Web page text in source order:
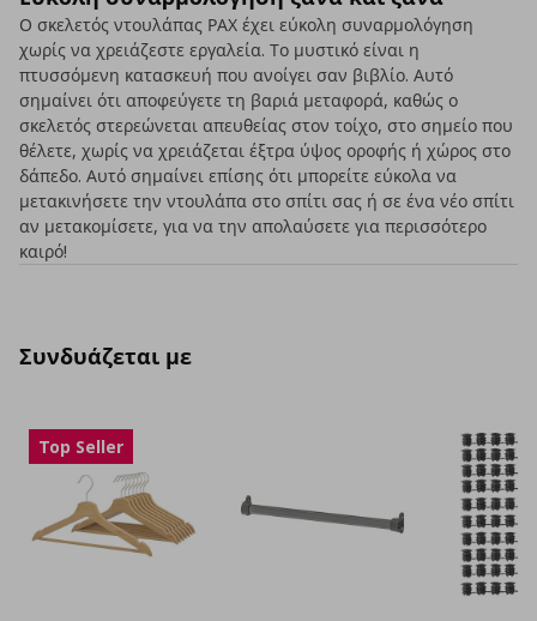
Ο σκελετός ντουλάπας ΡΑΧ έχει εύκολη συναρμολόγηση
χωρίς να χρειάζεστε εργαλεία. Το μυστικό είναι η
πτυσσόμενη κατασκευή που ανοίγει σαν βιβλίο. Αυτό
σημαίνει ότι αποφεύγετε τη βαριά μεταφορά, καθώς ο
σκελετός στερεώνεται απευθείας στον τοίχο, στο σημείο που
θέλετε, χωρίς να χρειάζεται έξτρα ύψος οροφής ή χώρος στο
δάπεδο. Αυτό σημαίνει επίσης ότι μπορείτε εύκολα να
μετακινήσετε την ντουλάπα στο σπίτι σας ή σε ένα νέο σπίτι
αν μετακομίσετε, για να την απολαύσετε για περισσότερο
καιρό!
Συνδυάζεται με
Top Seller